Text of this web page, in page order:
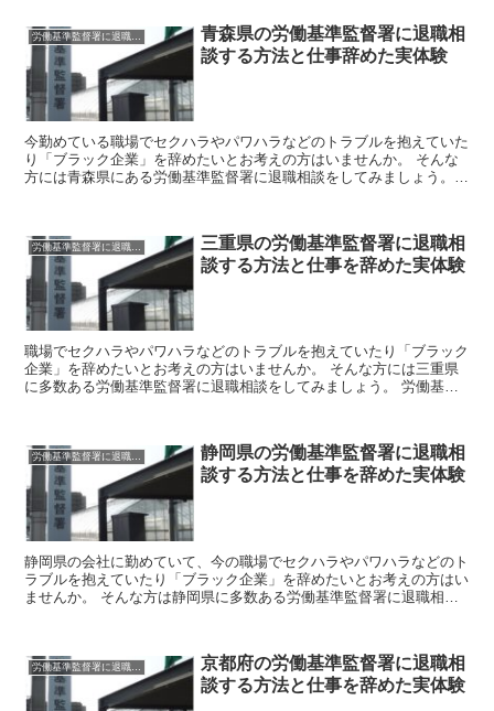
労働基準監督署に退職相談
青森県の労働基準監督署に退職相
談する方法と仕事辞めた実体験
今勤めている職場でセクハラやパワハラなどのトラブルを抱えていた
り「ブラック企業」を辞めたいとお考えの方はいませんか。 そんな
方には青森県にある労働基準監督署に退職相談をしてみましょう。
三重県の労働基準監督署に退職相
談する方法と仕事を辞めた実体験
職場でセクハラやパワハラなどのトラブルを抱えていたり「ブラック
企業」を辞めたいとお考えの方はいませんか。 そんな方には三重県
に多数ある労働基準監督署に退職相談をしてみましょう。 労働基準
労働基準監督署に退職相談
静岡県の労働基準監督署に退職相
談する方法と仕事を辞めた実体験
静岡県の会社に勤めていて、今の職場でセクハラやパワハラなどのト
ラブルを抱えていたり「ブラック企業」を辞めたいとお考えの方はい
ませんか。 そんな方は静岡県に多数ある労働基準監督署に退職相談
京都府の労働基準監督署に退職相
談する方法と仕事を辞めた実体験